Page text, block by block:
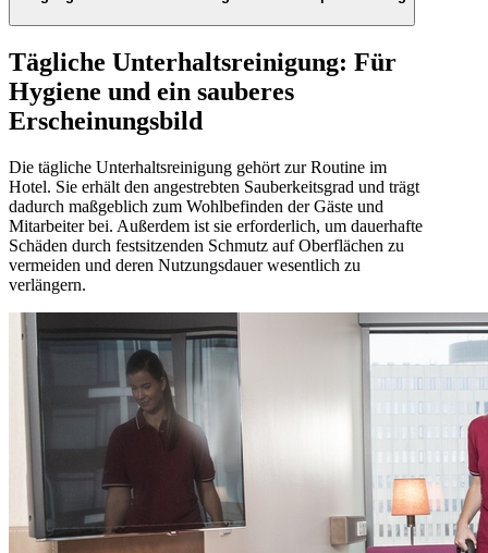
oder Kehrsaugmaschinen mit Fahrantrieb(Benzin oder
batteriebetrieben). Bei größeren Flächen ab 1.000 m²
sindAufsitzkehrmaschinenmit großem Behältervolumen
und hydraulischer Hochentleerung empfehlenswert.
Hartnäckige Verschmutzungen wie Moose, Flechten, Teer-
mit demHochdruckreinigerentfernt werden.
Zur Präventivreinigung gehört auch ein passendes
Schmutzfangsystem: Im Eingangsbereich sollten innen wie
außen großzügig Matten verlegt werden (mindestens vier
Schrittlängen). Sie nehmen den Schmutz von Schuhen auf
und binden ihn, damit er nicht weitergetragen wird. Bei
Oberflächenstruktur der Borsten, im Innenbereich kann die
Oberfläche feiner sein.
Wenn dennoch Schmutz in das Gebäude gelangt ist, kann
dieser schnell durch Spot-Cleaning entfernt werden. Hierfür
eignet sich ein Akku-Besenodermanuelles
Reinigungsequipment
Tägliche Unterhaltsreinigung: Für
Hygiene und ein sauberes
Erscheinungsbild
Die tägliche Unterhaltsreinigung gehört zur Routine im
Hotel. Sie erhält den angestrebten Sauberkeitsgrad und trägt
dadurch maßgeblich zum Wohlbefinden der Gäste und
Mitarbeiter bei. Außerdem ist sie erforderlich, um dauerhafte
Schäden durch festsitzenden Schmutz auf Oberflächen zu
vermeiden und deren Nutzungsdauer wesentlich zu
verlängern.